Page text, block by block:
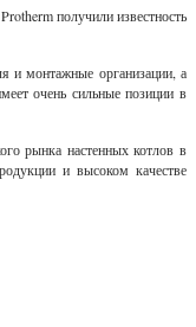
получили известность
и монтажные организации, а
очень сильные позиции в
рынка настенных котлов в
и высоком качестве